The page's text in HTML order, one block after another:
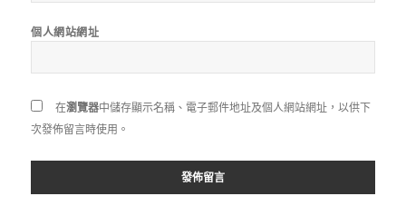
個人網站網址
在瀏覽器中儲存顯示名稱、電子郵件地址及個人網站網址，以供下
次發佈留言時使用。